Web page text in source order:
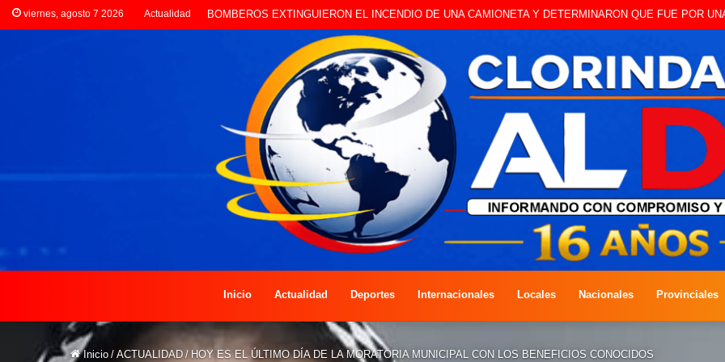
viernes, agosto 7 2026 Actualidad BOMBEROS EXTINGUIERON EL INCENDIO DE UNA CAMIONETA Y DETERMINARON QUE FUE POR
Inicio Actualidad Deportes Internacionales Locales Nacionales Provinciales
Inicio / ACTUALIDAD / HOY ES EL ÚLTIMO DÍA DE LA MORATORIA MUNICIPAL CON LOS BENEFICIOS CONOCIDOS